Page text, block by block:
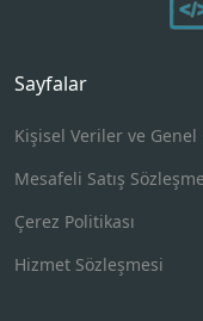
Sayfalar
Kişisel Veriler ve
Mesafeli Satış
Çerez Politikası
Hizmet Sözleşmesi